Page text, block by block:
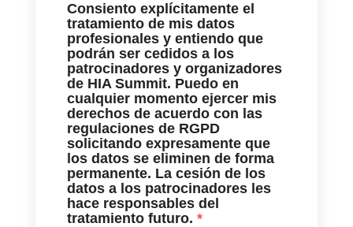
Consiento explícitamente el
tratamiento de mis datos
profesionales y entiendo que
podrán ser cedidos a los
patrocinadores y organizadores
de HIA Summit. Puedo en
cualquier momento ejercer mis
derechos de acuerdo con las
regulaciones de RGPD
solicitando expresamente que
los datos se eliminen de forma
permanente. La cesión de los
datos a los patrocinadores les
hace responsables del
tratamiento futuro. *